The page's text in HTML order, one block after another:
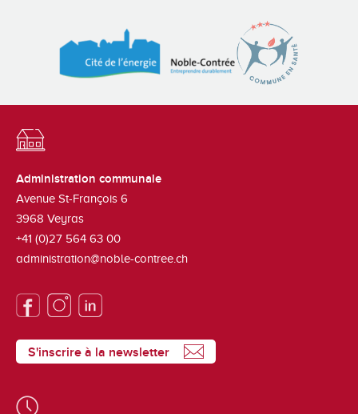
Administration communale
Avenue St-François 6
3968 Veyras
+41 (0)27 564 63 00
administration@noble-contree.ch
S'inscrire à la newsletter